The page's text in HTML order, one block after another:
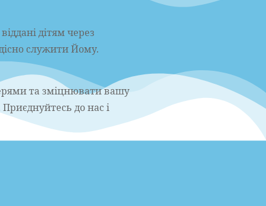
дітям через
служити Йому.
та зміцнювати вашу
до нас і